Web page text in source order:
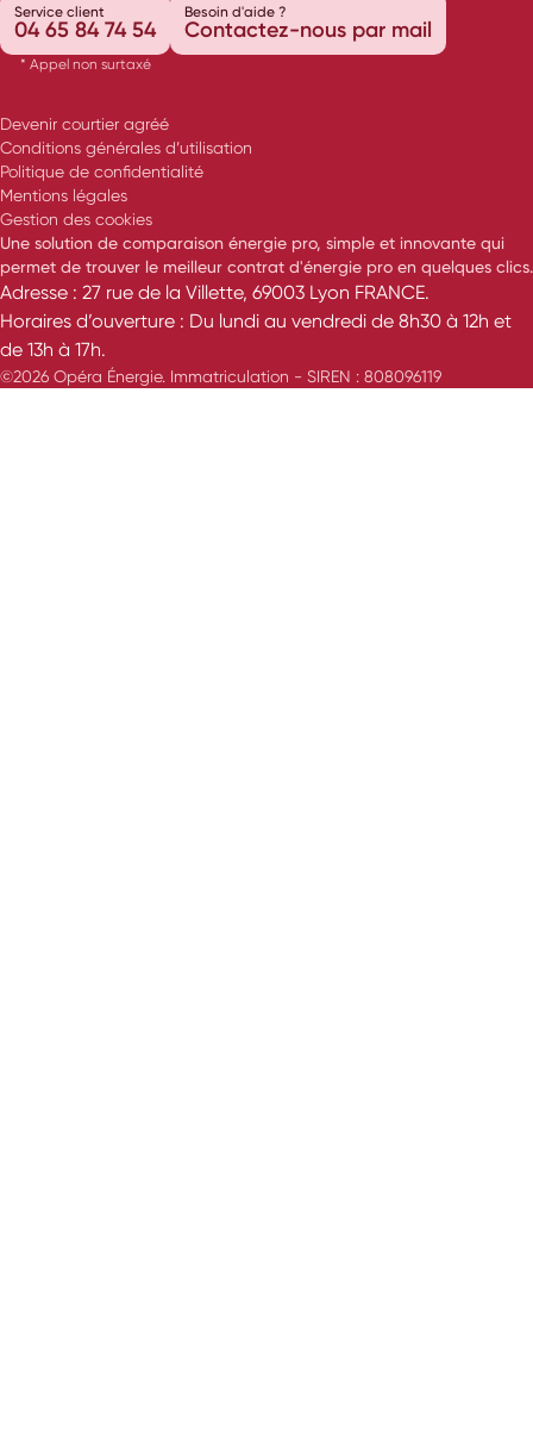
Service client
04 65 84 74 54
* Appel non surtaxé
Besoin d'aide ?
Contactez-nous par mail
Devenir courtier agréé
Conditions générales d’utilisation
Politique de confidentialité
Mentions légales
Gestion des cookies
Une solution de comparaison énergie pro, simple et innovante qui
permet de trouver le meilleur contrat d'énergie pro en quelques clics.
Adresse : 27 rue de la Villette, 69003 Lyon FRANCE.
Horaires d’ouverture : Du lundi au vendredi de 8h30 à 12h et
de 13h à 17h.
©2026 Opéra Énergie. Immatriculation - SIREN : 808096119